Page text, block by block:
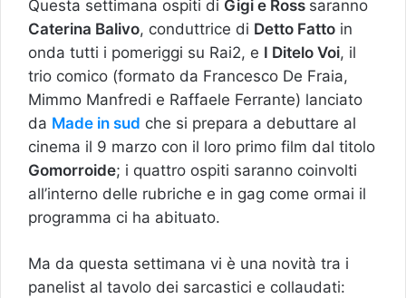
Questa settimana ospiti di Gigi e Ross saranno
Caterina Balivo, conduttrice di Detto Fatto in
onda tutti i pomeriggi su Rai2, e I Ditelo Voi, il
trio comico (formato da Francesco De Fraia,
Mimmo Manfredi e Raffaele Ferrante) lanciato
da Made in sud che si prepara a debuttare al
cinema il 9 marzo con il loro primo film dal titolo
Gomorroide; i quattro ospiti saranno coinvolti
all’interno delle rubriche e in gag come ormai il
programma ci ha abituato.
Ma da questa settimana vi è una novità tra i
panelist al tavolo dei sarcastici e collaudati: